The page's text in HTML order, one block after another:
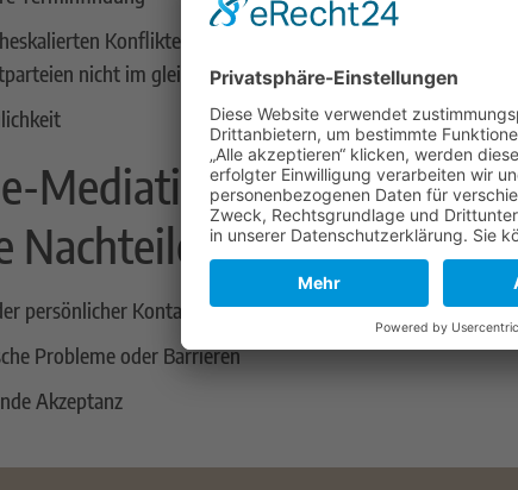
Konflikten fällt es leichter, wenn die
nicht im gleichen Raum, sind
Mediation kann aber auch
Nachteile haben, wie z.B.:
persönlicher Kontakt
Probleme oder Barrieren
Akzeptanz